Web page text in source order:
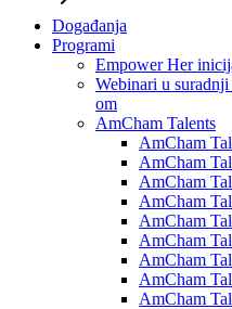
Događanja
Programi
Empower Her
Webinari u
om
AmCham Talents
AmCham
AmCham
AmCham
AmCham
AmCham
AmCham
AmCham
AmCham
AmCham